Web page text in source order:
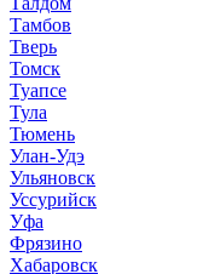
Тамбов
Тверь
Томск
Туапсе
Тула
Тюмень
Улан-Удэ
Ульяновск
Уссурийск
Уфа
Фрязино
Хабаровск